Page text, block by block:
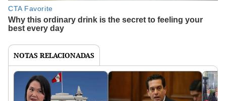
NOTAS RELACIONADAS